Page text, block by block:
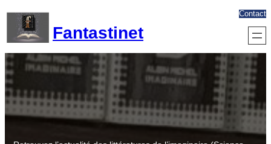
contenu
Fantastinet
Contact